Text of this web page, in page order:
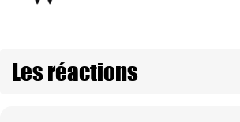
Les réactions